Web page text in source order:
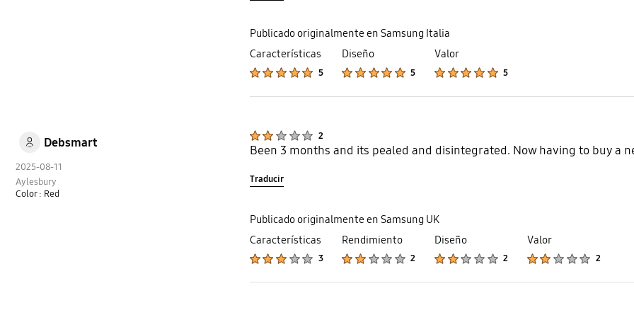
Publicado originalmente en Samsung Italia
Características
5
Diseño
5
Valor
5
Debsmart
2025-08-11
Aylesbury
Color : Red
2
Been 3 months and its pealed and disintegrated. Now having to buy a
Traducir
Publicado originalmente en Samsung UK
Características
3
Rendimiento
2
Diseño
2
Valor
2